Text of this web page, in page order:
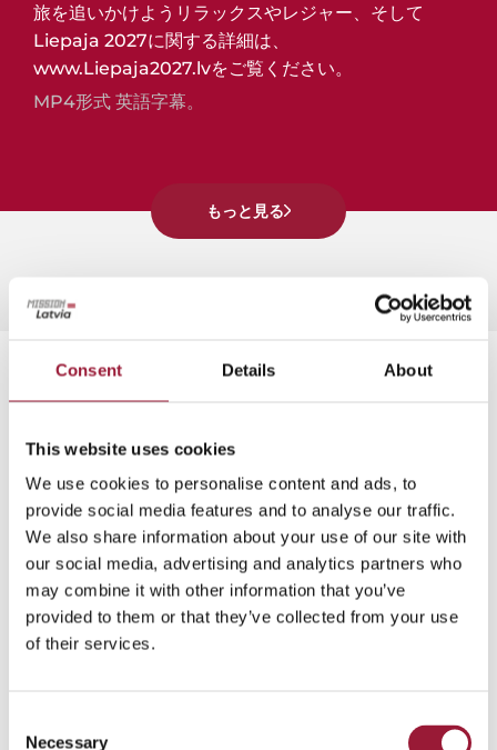
Consent Details About
This website uses cookies
We use cookies to personalise content and ads, to
provide social media features and to analyse our traffic.
We also share information about your use of our site with
our social media, advertising and analytics partners who
may combine it with other information that you’ve
provided to them or that they’ve collected from your use
of their services.
Necessary
旅を追いかけようリラックスやレジャー、そして
Liepaja 2027に関する詳細は、
www.Liepaja2027.lvをご覧ください。
MP4形式 英語字幕。
もっと見る
ポストカード